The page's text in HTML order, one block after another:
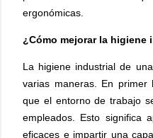
ergonómicas.
¿Cómo mejorar la higiene
La higiene industrial de
varias maneras. En primer
que el entorno de trabajo
empleados. Esto significa
eficaces e impartir una